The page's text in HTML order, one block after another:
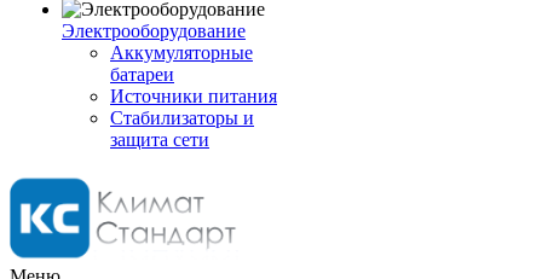
Электрооборудование
Аккумуляторные
батареи
Источники питания
Стабилизаторы и
защита сети